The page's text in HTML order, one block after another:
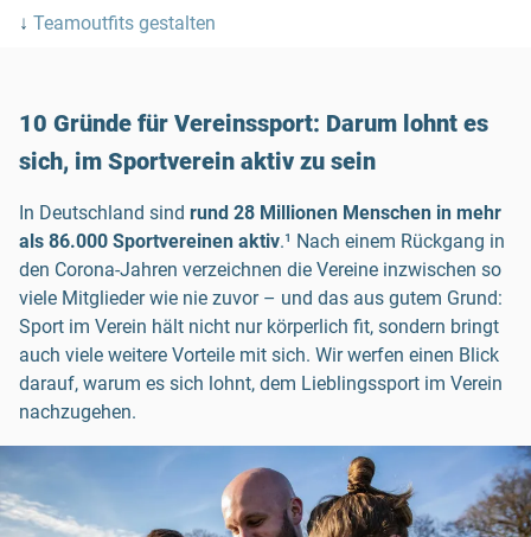
↓ Teamoutfits gestalten
10 Gründe für Vereinssport: Darum lohnt es
sich, im Sportverein aktiv zu sein
In Deutschland sind rund 28 Millionen Menschen in mehr
als 86.000 Sportvereinen aktiv.¹ Nach einem Rückgang in
den Corona-Jahren verzeichnen die Vereine inzwischen so
viele Mitglieder wie nie zuvor – und das aus gutem Grund:
Sport im Verein hält nicht nur körperlich fit, sondern bringt
auch viele weitere Vorteile mit sich. Wir werfen einen Blick
darauf, warum es sich lohnt, dem Lieblingssport im Verein
nachzugehen.